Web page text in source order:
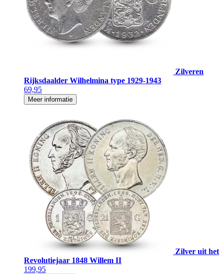
Zilveren
Rijksdaalder Wilhelmina type 1929-1943
69,95
Meer informatie
Zilver uit het
Revolutiejaar 1848 Willem II
199,95